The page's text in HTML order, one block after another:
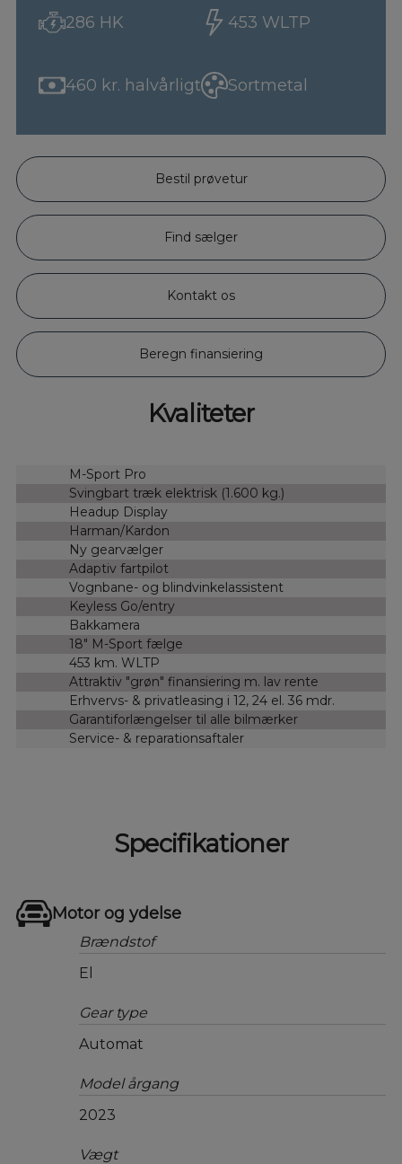
286 HK 453 WLTP
460 kr. halvårligt Sortmetal
Bestil prøvetur
Find sælger
Kontakt os
Beregn finansiering
Kvaliteter
M-Sport Pro
Svingbart træk elektrisk (1.600 kg.)
Headup Display
Harman/Kardon
Ny gearvælger
Adaptiv fartpilot
Vognbane- og blindvinkelassistent
Keyless Go/entry
Bakkamera
18" M-Sport fælge
453 km. WLTP
Attraktiv "grøn" finansiering m. lav rente
Erhvervs- & privatleasing i 12, 24 el. 36 mdr.
Garantiforlængelser til alle bilmærker
Service- & reparationsaftaler
Specifikationer
Motor og ydelse
Brændstof
El
Gear type
Automat
Model årgang
2023
Vægt